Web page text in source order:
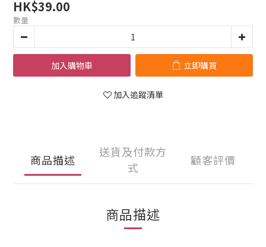
HK$39.00
數量
加入購物車 立即購買
加入追蹤清單
商品描述
送貨及付款方
式
顧客評價
商品描述